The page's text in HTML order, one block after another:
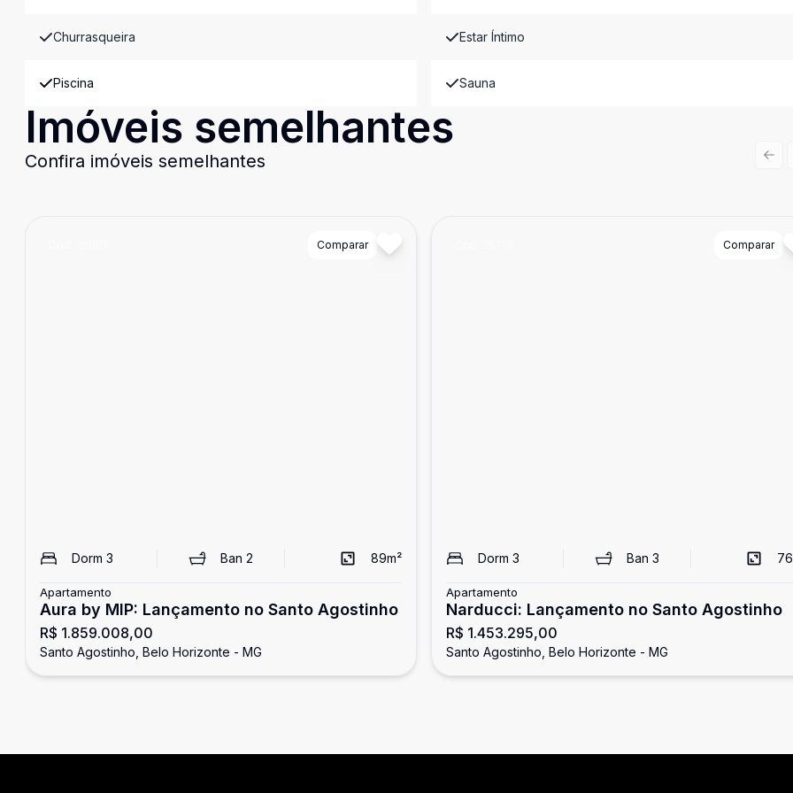
Churrasqueira Estar Íntimo
Piscina Sauna
Imóveis semelhantes
Confira imóveis semelhantes
Comparar
Dorm 3 Ban2 89m²
Apartamento
Aura by MIP: Lançamento no Santo Agostinho
R$ 1.859.008,00
Santo Agostinho, Belo Horizonte - MG
Comparar
Dorm 3 Ban 3 76
Apartamento
Narducci: Lançamento no Santo Agostinho
R$ 1.453.295,00
Santo Agostinho, Belo Horizonte - MG